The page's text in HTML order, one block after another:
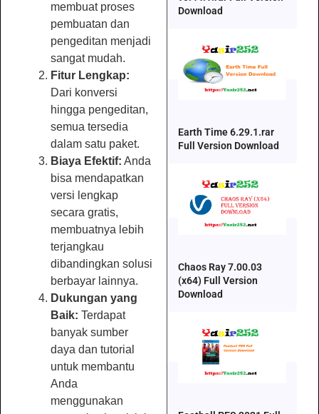
membuat proses
pembuatan dan
pengeditan menjadi
sangat mudah.
Fitur Lengkap:
Dari konversi
hingga pengeditan,
semua tersedia
dalam satu paket.
Biaya Efektif: Anda
bisa mendapatkan
versi lengkap
secara gratis,
membuatnya lebih
terjangkau
dibandingkan solusi
berbayar lainnya.
Dukungan yang
Baik: Terdapat
banyak sumber
daya dan tutorial
untuk membantu
Anda
menggunakan
Download
Earth Time 6.29.1.rar
Full Version Download
Chaos Ray 7.00.03
(x64) Full Version
Download